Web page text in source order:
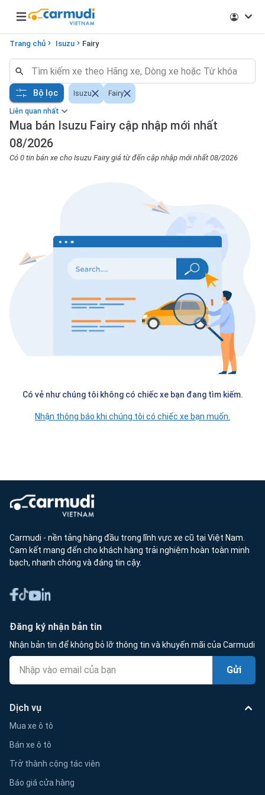
Open main menu
Trang chủ Isuzu Fairy
Liên quan nhất
Mua bán Isuzu Fairy cập nhập mới nhất
08/2026
Có 0 tin bán xe cho Isuzu Fairy giá từ đến cập nhập mới nhất 08/2026
Bộ lọc Isuzu Fairy
Có vẻ như chúng tôi không có chiếc xe bạn đang tìm kiếm.
Nhận thông báo khi chúng tôi có chiếc xe bạn muốn.
Carmudi - nền tảng hàng đầu trong lĩnh vực xe cũ tại Việt Nam.
Cam kết mang đến cho khách hàng trải nghiệm hoàn toàn minh
bạch, nhanh chóng và đáng tin cậy.
Đăng ký nhận bản tin
Nhận bản tin để không bỏ lỡ thông tin và khuyến mãi của Carmudi
Gửi
Dịch vụ
Mua xe ô tô
Bán xe ô tô
Trở thành cộng tác viên
Báo giá cửa hàng